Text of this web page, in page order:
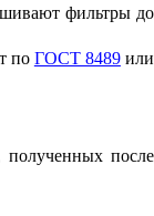
фильтры до
по ГОСТ 8489или
полученных после